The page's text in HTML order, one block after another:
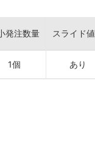
発注数量 スライド
1個 あり